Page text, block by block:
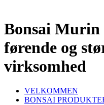
Bonsai Murin
førende og
virksomhed
VELKOMMEN
BONSAI